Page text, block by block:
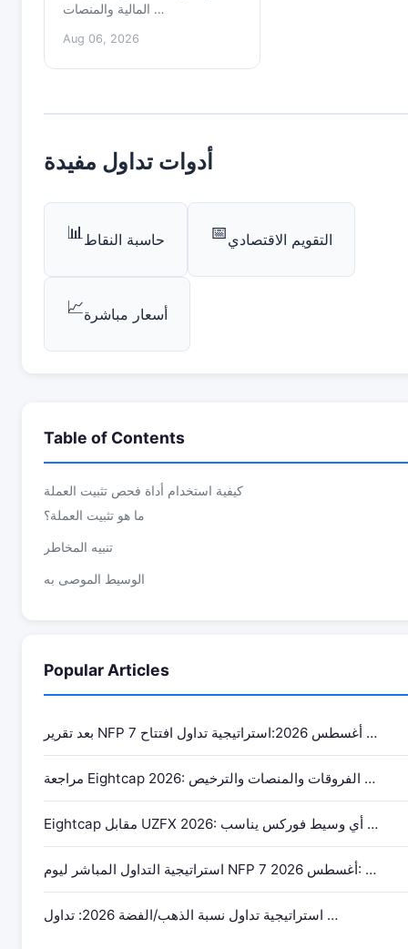
المالية والمنصات …
Aug 06, 2026
أدوات تداول مفيدة
📊حاسبة النقاط 📅التقويم الاقتصادي
📈أسعار مباشرة
Table of Contents
كيفية استخدام أداة فحص تثبيت العملة
ما هو تثبيت العملة؟
تنبيه المخاطر
الوسيط الموصى به
Popular Articles
بعد تقرير NFP 7 أغسطس 2026:استراتيجية تداول افتتاح …
مراجعة Eightcap 2026: الفروقات والمنصات والترخيص …
Eightcap مقابل UZFX 2026: أي وسيط فوركس يناسب …
استراتيجية التداول المباشر ليوم NFP 7 أغسطس 2026: …
استراتيجية تداول نسبة الذهب/الفضة 2026: تداول …